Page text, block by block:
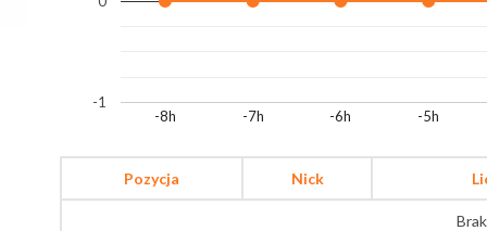
-8h -7h -6h -5h
-1
Pozycja Nick